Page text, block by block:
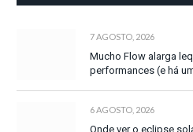
7 AGOSTO, 2026
Mucho Flow alarga
performances (e há
6 AGOSTO, 2026
Onde ver o eclipse